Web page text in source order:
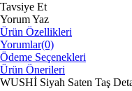
Tavsiye Et
Yorum Yaz
Ürün Özellikleri
Yorumlar(0)
Ödeme Seçenekleri
Ürün Önerileri
WUSHİ Siyah Saten Taş